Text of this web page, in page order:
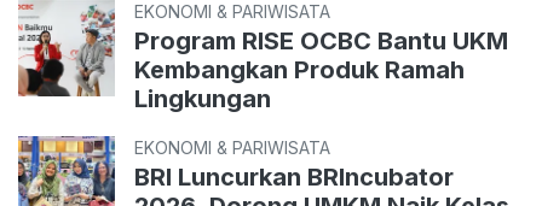
EKONOMI & PARIWISATA
Program RISE OCBC Bantu UKM
Kembangkan Produk Ramah
Lingkungan
EKONOMI & PARIWISATA
BRI Luncurkan BRIncubator